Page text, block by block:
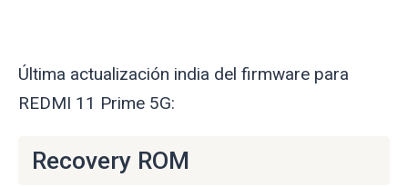
Última actualización india del firmware para
REDMI 11 Prime 5G:
Recovery ROM